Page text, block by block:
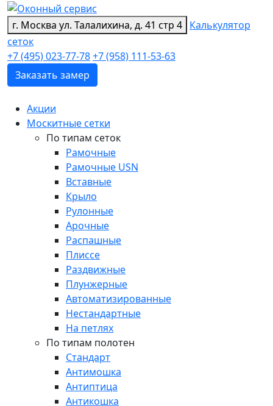
г. Москва ул. Талалихина, д. 41 стр 4 Калькулятор
сеток
+7 (495) 023-77-78+7 (958) 111-53-63
Заказать замер
Акции
Москитные сетки
По типам сеток
Рамочные
Рамочные USN
Вставные
Крыло
Рулонные
Арочные
Распашные
Плиссе
Раздвижные
Плунжерные
Автоматизированные
Нестандартные
На петлях
По типам полотен
Стандарт
Антимошка
Антиптица
Антикошка